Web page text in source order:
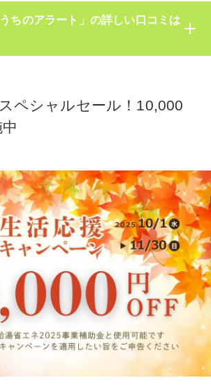
ちのアラート」の詳しい口コミは
ペシャルセール！10,000